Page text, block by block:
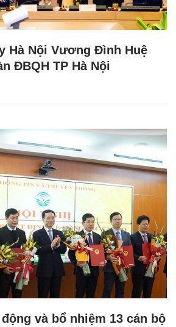
Hà Nội Vương Đình Huệ
ĐBQH TP Hà Nội
và bổ nhiệm 13 cán bộ